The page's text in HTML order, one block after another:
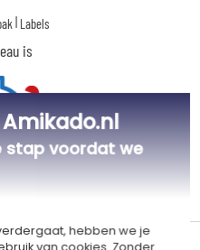
| Labels
is
stap voordat we
hebben we je
van cookies. Zonder